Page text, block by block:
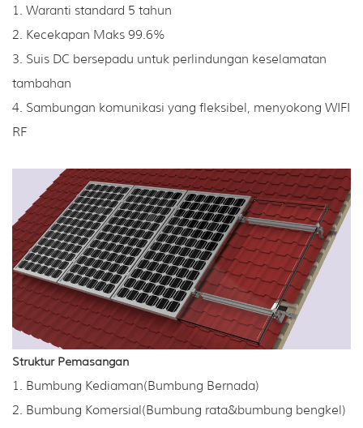
1. Waranti standard 5 tahun
2. Kecekapan Maks 99.6%
3. Suis DC bersepadu untuk perlindungan keselamatan
tambahan
4. Sambungan komunikasi yang fleksibel, menyokong WIFI
RF
Struktur Pemasangan
1. Bumbung Kediaman(Bumbung Bernada)
2. Bumbung Komersial(Bumbung rata&bumbung bengkel)